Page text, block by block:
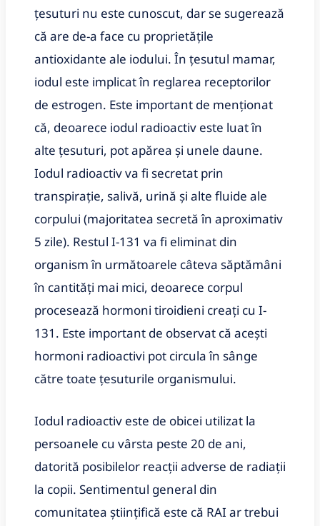
țesuturi nu este cunoscut, dar se sugerează
că are de-a face cu proprietățile
antioxidante ale iodului. În țesutul mamar,
iodul este implicat în reglarea receptorilor
de estrogen. Este important de menționat
că, deoarece iodul radioactiv este luat în
alte țesuturi, pot apărea și unele daune.
Iodul radioactiv va fi secretat prin
transpirație, salivă, urină și alte fluide ale
corpului (majoritatea secretă în aproximativ
5 zile). Restul I-131 va fi eliminat din
organism în următoarele câteva săptămâni
în cantități mai mici, deoarece corpul
procesează hormoni tiroidieni creați cu I-
131. Este important de observat că acești
hormoni radioactivi pot circula în sânge
către toate țesuturile organismului.
Iodul radioactiv este de obicei utilizat la
persoanele cu vârsta peste 20 de ani,
datorită posibilelor reacții adverse de radiații
la copii. Sentimentul general din
comunitatea științifică este că RAI ar trebui